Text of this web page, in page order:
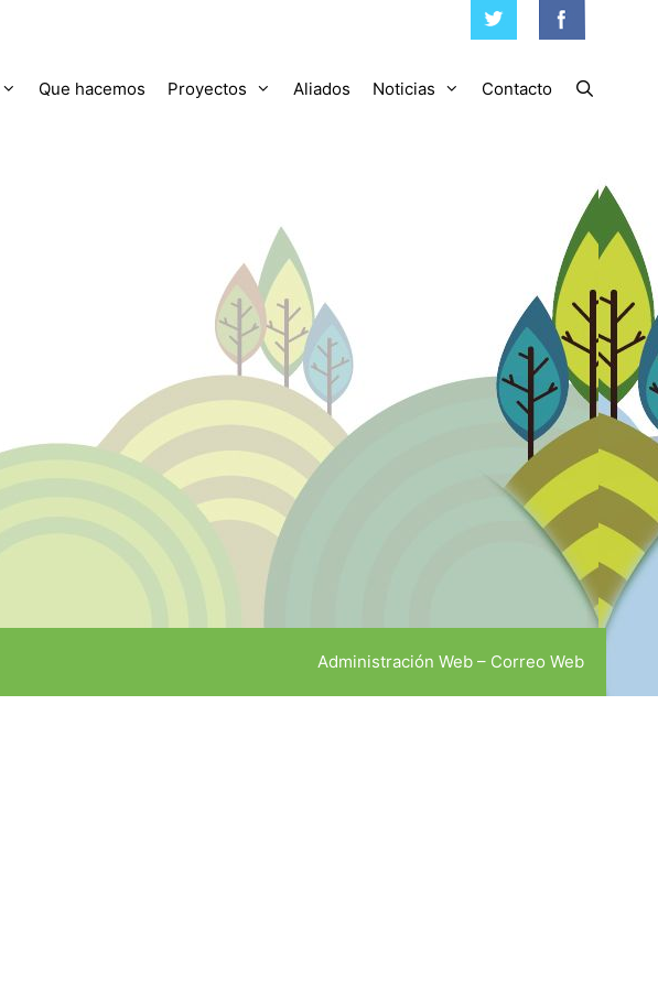
Que hacemos Proyectos Aliados Noticias Contacto
Administración Web – Correo Web